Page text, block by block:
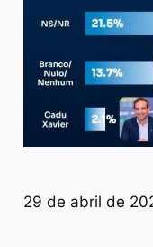
29 de abril de